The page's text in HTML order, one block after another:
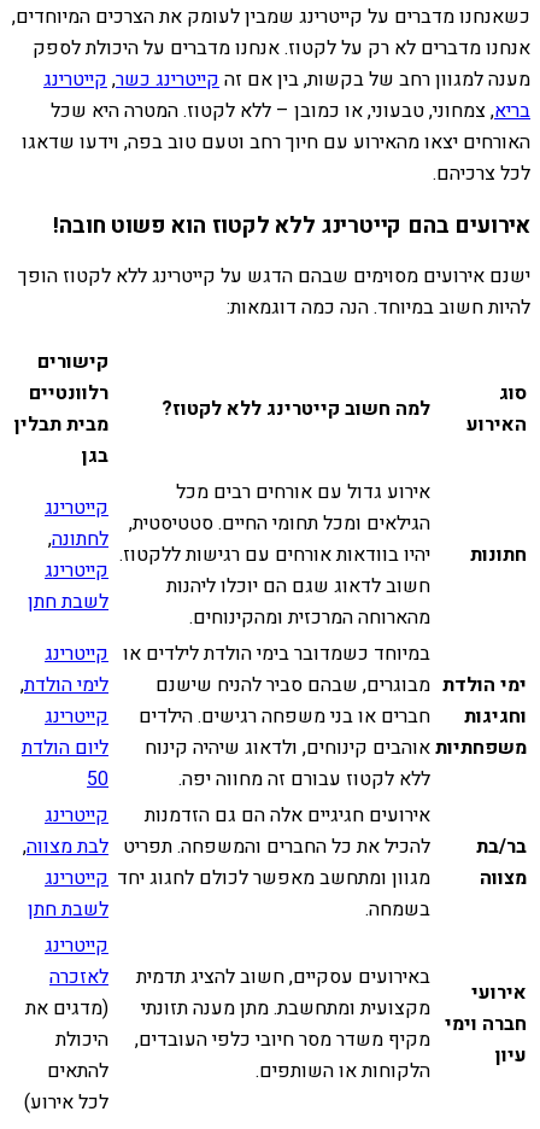
כשאנחנו מדברים על קייטרינג שמבין לעומק את הצרכים המיוחדים,
אנחנו מדברים לא רק על לקטוז. אנחנו מדברים על היכולת לספק
מענה למגוון רחב של בקשות, בין אם זהקייטרינג כשר,קייטרינג
בריא, צמחוני, טבעוני, או כמובן – ללא לקטוז. המטרה היא שכל
האורחים יצאו מהאירוע עם חיוך רחב וטעם טוב בפה, וידעו שדאגו
לכל צרכיהם.
אירועים בהם קייטרינג ללא לקטוז הוא פשוט חובה!
ישנם אירועים מסוימים שבהם הדגש על קייטרינג ללא לקטוז הופך
להיות חשוב במיוחד. הנה כמה דוגמאות:
סוג
האירוע
למה חשוב קייטרינג ללא לקטוז?
קישורים
רלוונטיים
מבית תבלין
בגן
חתונות
אירוע גדול עם אורחים רבים מכל
הגילאים ומכל תחומי החיים. סטטיסטית,
יהיו בוודאות אורחים עם רגישות ללקטוז.
חשוב לדאוג שגם הם יוכלו ליהנות
מהארוחה המרכזית ומהקינוחים.
קייטרינג
לחתונה,
קייטרינג
לשבת חתן
ימי הולדת
וחגיגות
משפחתיות
במיוחד כשמדובר בימי הולדת לילדים או
מבוגרים, שבהם סביר להניח שישנם
חברים או בני משפחה רגישים. הילדים
אוהבים קינוחים, ולדאוג שיהיה קינוח
ללא לקטוז עבורם זה מחווה יפה.
קייטרינג
לימי הולדת,
קייטרינג
ליום הולדת
50
בר/בת
מצווה
אירועים חגיגיים אלה הם גם הזדמנות
להכיל את כל החברים והמשפחה. תפריט
מגוון ומתחשב מאפשר לכולם לחגוג יחד
בשמחה.
קייטרינג
לבת מצווה,
קייטרינג
לשבת חתן
אירועי
חברה וימי
עיון
באירועים עסקיים, חשוב להציג תדמית
מקצועית ומתחשבת. מתן מענה תזונתי
מקיף משדר מסר חיובי כלפי העובדים,
הלקוחות או השותפים.
קייטרינג
לאזכרה
(מדגים את
היכולת
להתאים
לכל אירוע)